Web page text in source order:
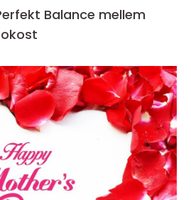
Balance mellem